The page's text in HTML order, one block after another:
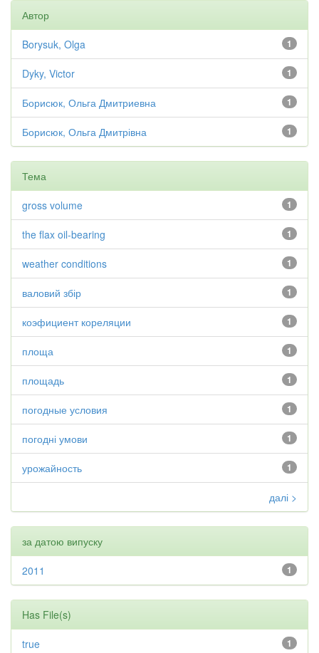
Автор
1
Borysuk, Olga
1
Dyky, Victor
1
Борисюк, Ольга Дмитриевна
1
Борисюк, Ольга Дмитрівна
Тема
1
gross volume
1
the flax oil-bearing
1
weather conditions
1
валовий збір
1
коэфициент кореляции
1
площа
1
площадь
1
погодные условия
1
погодні умови
1
урожайность
далі >
за датою випуску
1
2011
Has File(s)
1
true